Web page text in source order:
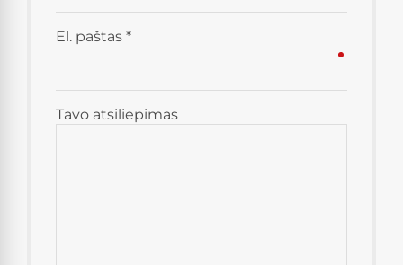
Tavo atsiliepimas
El. paštas *